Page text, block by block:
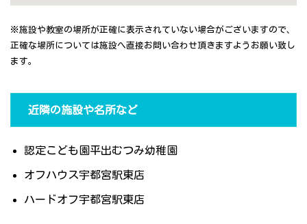
※施設や教室の場所が正確に表示されていない場合がございますので、
正確な場所については施設へ直接お問い合わせ頂きますようお願い致し
ます。
近隣の施設や名所など
認定こども園平出むつみ幼稚園
オフハウス宇都宮駅東店
ハードオフ宇都宮駅東店